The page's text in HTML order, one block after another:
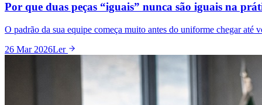
Por que duas peças “iguais” nunca são iguais na
O padrão da sua equipe começa muito antes do uniforme chegar até
26 Mar 2026Ler